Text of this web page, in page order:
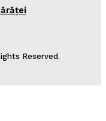
Reserved.